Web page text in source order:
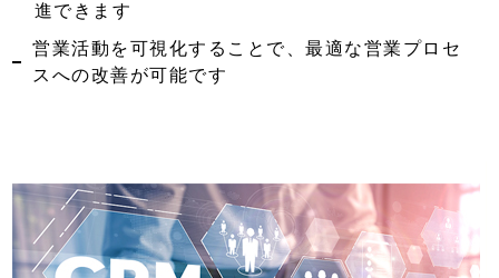
進できます
営業活動を可視化することで、最適な営業プロセ
スへの改善が可能です